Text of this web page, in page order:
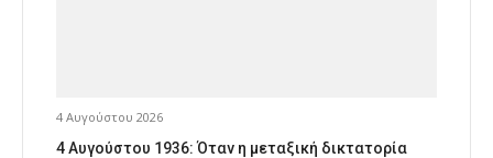
4 Αυγούστου 2026
4 Αυγούστου 1936: Όταν η μεταξική δικτατορία